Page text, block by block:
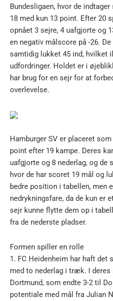
Bundesligaen, hvor de
18 med kun 13 point. Efter 20
opnået 3 sejre, 4 uafgjorte og
en negativ målscore på -26.
samtidig lukket 45 ind, hvilket
udfordringer. Holdet er i
har brug for en sejr for at
overlevelse.
Hamburger SV er placeret
point efter 19 kampe. Deres
uafgjorte og 8 nederlag, og de
hvor de har scoret 19 mål og
bedre position i tabellen, men
nedrykningsfare, da de kun er
sejr kunne flytte dem op i
fra de nederste pladser.
Formen spiller en rolle
1. FC Heidenheim har haft
med to nederlag i træk. I
Dortmund, som endte 3-2 til
potentiale med mål fra Julian